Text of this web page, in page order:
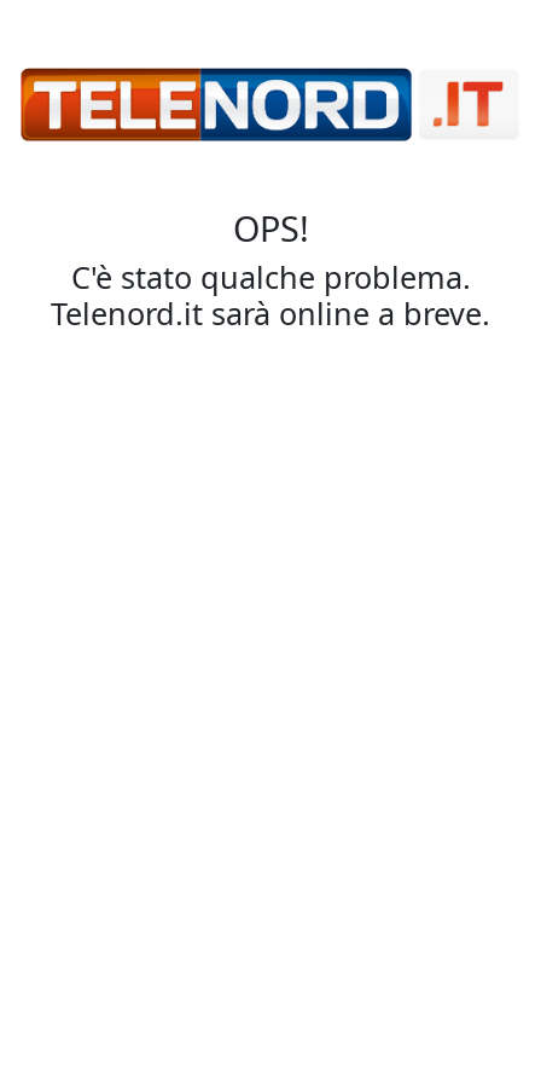
OPS!
C'è stato qualche problema.
Telenord.it sarà online a breve.